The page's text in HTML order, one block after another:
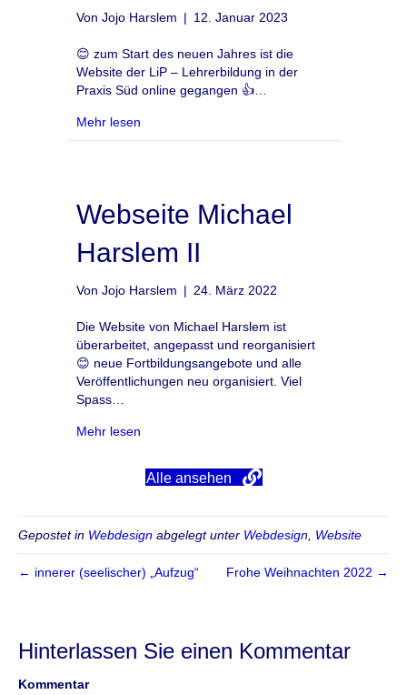
Von Jojo Harslem | 12. Januar 2023
😊 zum Start des neuen Jahres ist die
Website der LiP – Lehrerbildung in der
Praxis Süd online gegangen 👍…
Mehr lesen
Webseite Michael
Harslem II
Von Jojo Harslem | 24. März 2022
Die Website von Michael Harslem ist
überarbeitet, angepasst und reorganisiert
😊 neue Fortbildungsangebote und alle
Veröffentlichungen neu organisiert. Viel
Spass…
Mehr lesen
Alle ansehen
Gepostet in Webdesign abgelegt unter Webdesign Website
← innerer (seelischer) „Aufzug“ Frohe Weihnachten 2022 →
Hinterlassen Sie einen Kommentar
Kommentar